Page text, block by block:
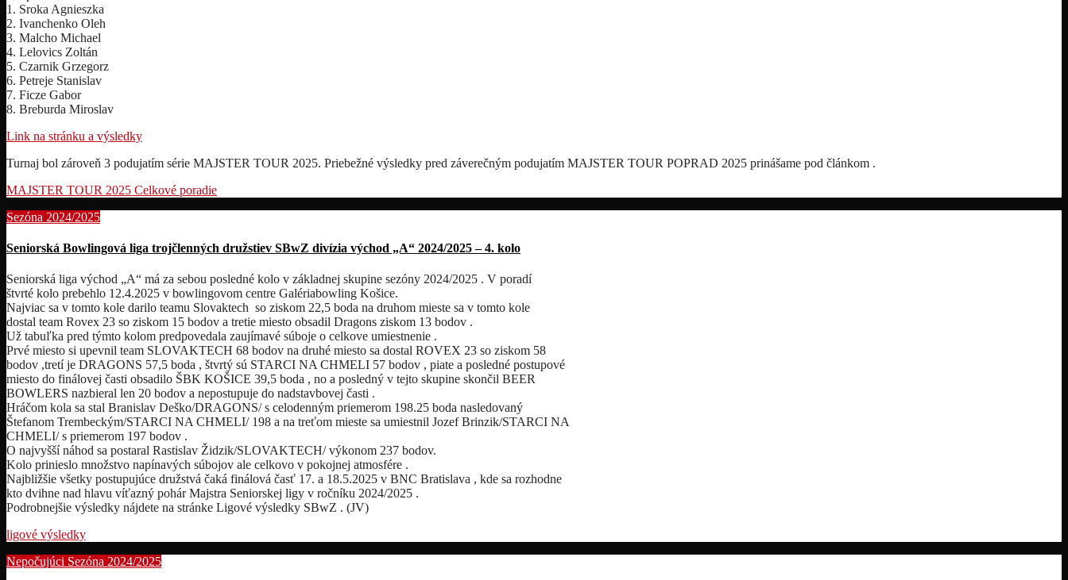
1. Sroka Agnieszka
2. Ivanchenko Oleh
3. Malcho Michael
4. Lelovics Zoltán
5. Czarnik Grzegorz
6. Petreje Stanislav
7. Ficze Gabor
8. Breburda Miroslav
Link na stránku a výsledky
Turnaj bol zároveň 3 podujatím série MAJSTER TOUR 2025. Priebežné výsledky pred záverečným podujatím MAJSTER TOUR POPRAD 2025 prinášame pod článkom .
MAJSTER TOUR 2025 Celkové poradie
Sezóna 2024/2025
Seniorská Bowlingová liga trojčlenných družstiev SBwZ divízia východ „A“ 2024/2025 – 4. kolo
Seniorská liga východ „A“ má za sebou posledné kolo v základnej skupine sezóny 2024/2025 . V poradí
štvrté kolo prebehlo 12.4.2025 v bowlingovom centre Galériabowling Košice.
Najviac sa v tomto kole darilo teamu Slovaktech so ziskom 22,5 boda na druhom mieste sa v tomto kole
dostal team Rovex 23 so ziskom 15 bodov a tretie miesto obsadil Dragons ziskom 13 bodov .
Už tabuľka pred týmto kolom predpovedala zaujímavé súboje o celkove umiestnenie .
Prvé miesto si upevnil team SLOVAKTECH 68 bodov na druhé miesto sa dostal ROVEX 23 so ziskom 58
bodov ,tretí je DRAGONS 57,5 boda , štvrtý sú STARCI NA CHMELI 57 bodov , piate a posledné postupové
miesto do finálovej časti obsadilo ŠBK KOŠICE 39,5 boda , no a posledný v tejto skupine skončil BEER
BOWLERS nazbieral len 20 bodov a nepostupuje do nadstavbovej časti .
Hráčom kola sa stal Branislav Deško/DRAGONS/ s celodenným priemerom 198.25 boda nasledovaný
Štefanom Trembeckým/STARCI NA CHMELI/ 198 a na treťom mieste sa umiestnil Jozef Brinzik/STARCI NA
CHMELI/ s priemerom 197 bodov .
O najvyšší náhod sa postaral Rastislav Židzik/SLOVAKTECH/ výkonom 237 bodov.
Kolo prinieslo množstvo napínavých súbojov ale celkovo v pokojnej atmosfére .
Najbližšie všetky postupujúce družstvá čaká finálová časť 17. a 18.5.2025 v BNC Bratislava , kde sa rozhodne
kto dvihne nad hlavu víťazný pohár Majstra Seniorskej ligy v ročníku 2024/2025 .
Podrobnejšie výsledky nájdete na stránke Ligové výsledky SBwZ . (JV)
ligové výsledky
Nepočujúci Sezóna 2024/2025